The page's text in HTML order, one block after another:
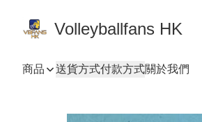
Volleyballfans HK
商品 送貨方式付款方式關於我們